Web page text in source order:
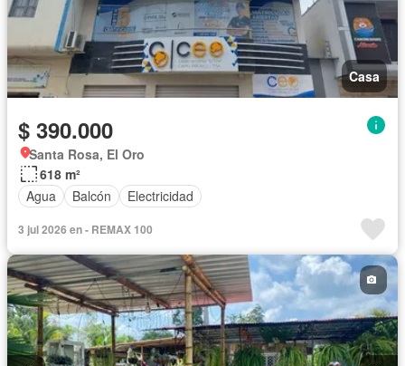
Casa
$ 390.000
Santa Rosa, El Oro
618 m²
Agua
Balcón Electricidad
3 jul 2026 en - REMAX 100